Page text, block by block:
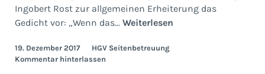
Ingobert Rost zur allgemeinen Erheiterung das
Gedicht vor: „Wenn das… WeiterlesenTreffen
19. Dezember 2017
HGV Seitenbetreuung
Kommentar hinterlassen